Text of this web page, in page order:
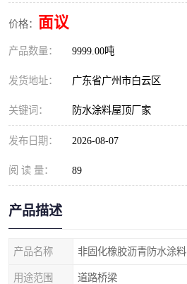
价格： 面议
产品数量： 9999.00吨
发货地址： 广东省广州市白云区
关键词： 防水涂料屋顶厂家
发布日期： 2026-08-07
阅 读 量： 89
产品描述
产品名称 非固化橡胶沥青防水涂料
用途范围 道路桥梁